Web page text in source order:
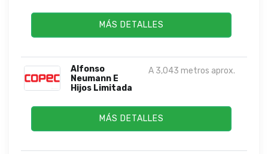
MÁS DETALLES
Alfonso
Neumann E
Hijos Limitada
A 3,043 metros aprox.
MÁS DETALLES